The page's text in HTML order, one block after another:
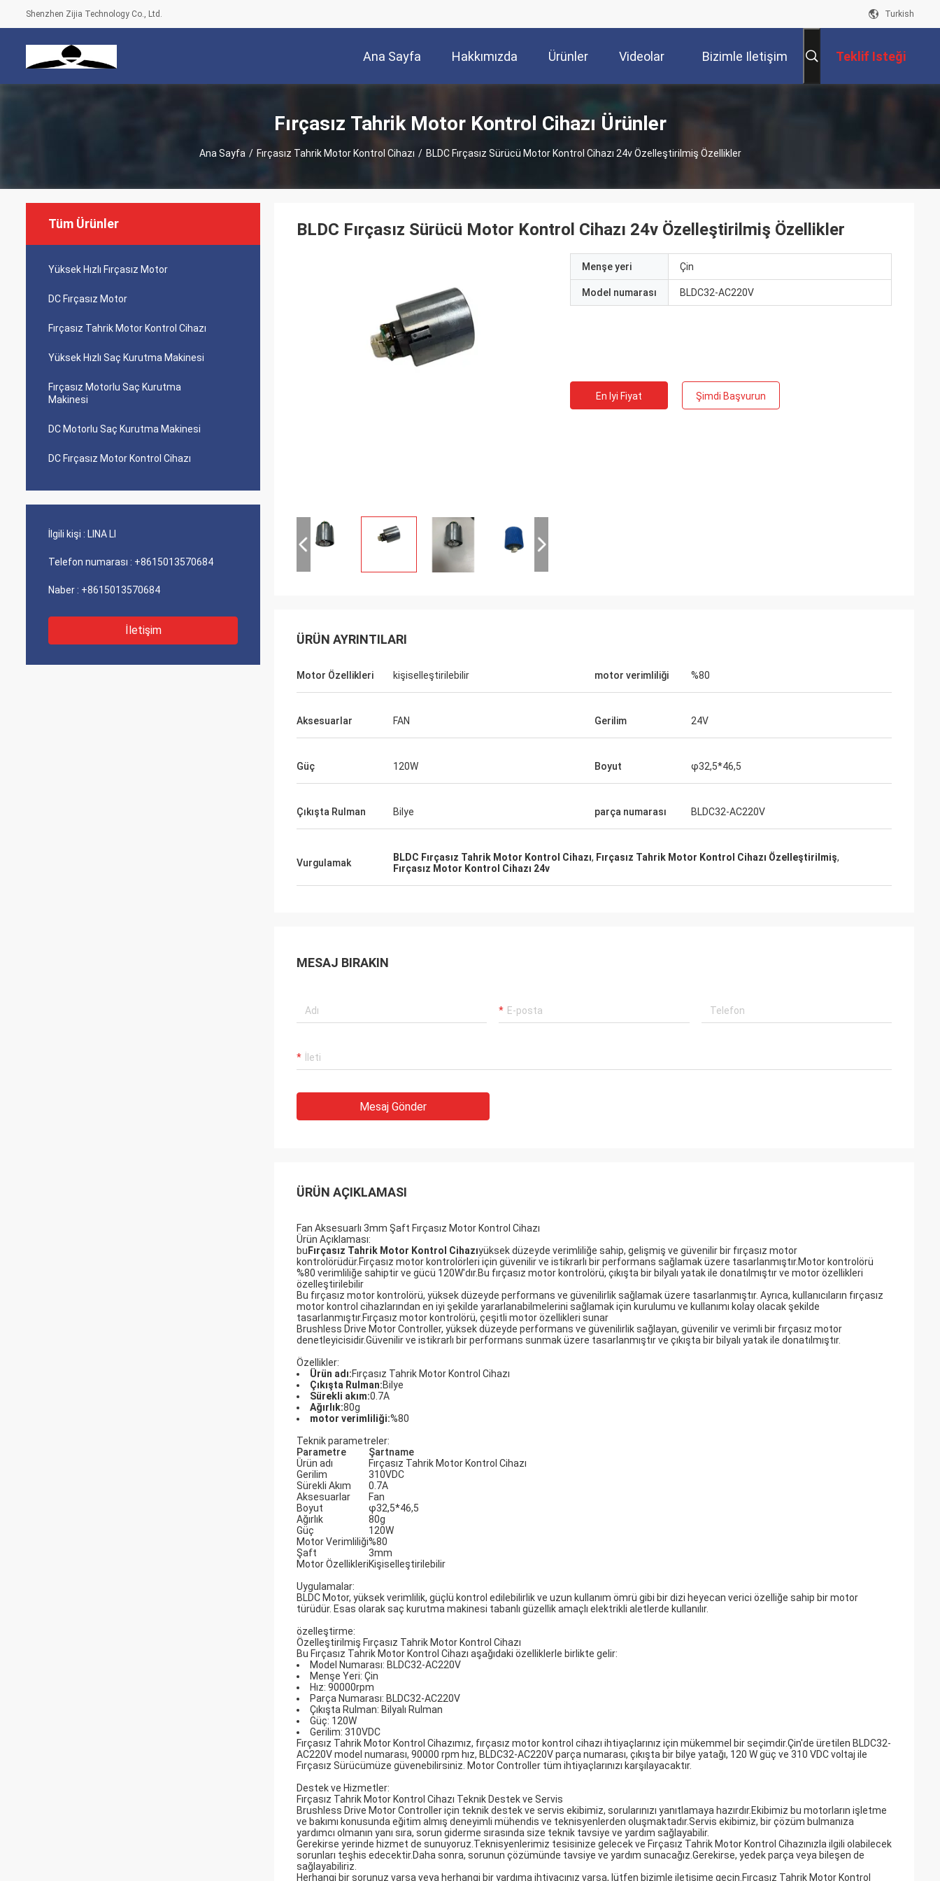
Shenzhen Zijia Technology Co., Ltd. Turkish
Ana Sayfa Hakkımızda Ürünler Videolar Bizimle Iletişim Teklif Isteği
Fırçasız Tahrik Motor Kontrol Cihazı Ürünler
Ana Sayfa / Fırçasız Tahrik Motor Kontrol Cihazı / BLDC Fırçasız Sürücü Motor Kontrol Cihazı 24v Özelleştirilmiş Özellikler
Tüm Ürünler
Yüksek Hızlı Fırçasız Motor
DC Fırçasız Motor
Fırçasız Tahrik Motor Kontrol Cihazı
Yüksek Hızlı Saç Kurutma Makinesi
Fırçasız Motorlu Saç Kurutma
Makinesi
DC Motorlu Saç Kurutma Makinesi
DC Fırçasız Motor Kontrol Cihazı
İlgili kişi : LINA LI
Telefon numarası : +8615013570684
Naber : +8615013570684
İletişim
BLDC Fırçasız Sürücü Motor Kontrol Cihazı 24v Özelleştirilmiş Özellikler
Menşe yeri Çin
Model numarası BLDC32-AC220V
En Iyi Fiyat Şimdi Başvurun
ÜRÜN AYRINTILARI
Motor Özellikleri kişiselleştirilebilir motor verimliliği %80
Aksesuarlar FAN Gerilim 24V
Güç 120W Boyut φ32,5*46,5
Çıkışta Rulman Bilye parça numarası BLDC32-AC220V
Vurgulamak BLDC Fırçasız Tahrik Motor Kontrol Cihazı, Fırçasız Tahrik Motor Kontrol Cihazı Özelleştirilmiş,
Fırçasız Motor Kontrol Cihazı 24v
MESAJ BIRAKIN
Mesaj Gönder
ÜRÜN AÇIKLAMASI
Fan Aksesuarlı 3mm Şaft Fırçasız Motor Kontrol Cihazı
Ürün Açıklaması:
bu Fırçasız Tahrik Motor Kontrol Cihazıyüksek düzeyde verimliliğe sahip, gelişmiş ve güvenilir bir fırçasız motor
kontrolörüdür.Fırçasız motor kontrolörleri için güvenilir ve istikrarlı bir performans sağlamak üzere tasarlanmıştır.Motor kontrolörü
%80 verimliliğe sahiptir ve gücü 120W'dır.Bu fırçasız motor kontrolörü, çıkışta bir bilyalı yatak ile donatılmıştır ve motor özellikleri
özelleştirilebilir
Bu fırçasız motor kontrolörü, yüksek düzeyde performans ve güvenilirlik sağlamak üzere tasarlanmıştır. Ayrıca, kullanıcıların fırçasız
motor kontrol cihazlarından en iyi şekilde yararlanabilmelerini sağlamak için kurulumu ve kullanımı kolay olacak şekilde
tasarlanmıştır.Fırçasız motor kontrolörü, çeşitli motor özellikleri sunar
Brushless Drive Motor Controller, yüksek düzeyde performans ve güvenilirlik sağlayan, güvenilir ve verimli bir fırçasız motor
denetleyicisidir.Güvenilir ve istikrarlı bir performans sunmak üzere tasarlanmıştır ve çıkışta bir bilyalı yatak ile donatılmıştır.
Özellikler:
Ürün adı:Fırçasız Tahrik Motor Kontrol Cihazı
Çıkışta Rulman:Bilye
Sürekli akım:0.7A
Ağırlık:80g
motor verimliliği:%80
Teknik parametreler:
Parametre
Şartname
Ürün adı
Fırçasız Tahrik Motor Kontrol Cihazı
Gerilim
310VDC
Sürekli Akım
0.7A
Aksesuarlar
Fan
Boyut
φ32,5*46,5
Ağırlık
80g
Güç
120W
Motor Verimliliği%80
Şaft
3mm
Motor ÖzellikleriKişiselleştirilebilir
Uygulamalar:
BLDC Motor, yüksek verimlilik, güçlü kontrol edilebilirlik ve uzun kullanım ömrü gibi bir dizi heyecan verici özelliğe sahip bir motor
türüdür. Esas olarak saç kurutma makinesi tabanlı güzellik amaçlı elektrikli aletlerde kullanılır.
özelleştirme:
Özelleştirilmiş Fırçasız Tahrik Motor Kontrol Cihazı
Bu Fırçasız Tahrik Motor Kontrol Cihazı aşağıdaki özelliklerle birlikte gelir:
Model Numarası: BLDC32-AC220V
Menşe Yeri: Çin
Hız: 90000rpm
Parça Numarası: BLDC32-AC220V
Çıkışta Rulman: Bilyalı Rulman
Güç: 120W
Gerilim: 310VDC
Fırçasız Tahrik Motor Kontrol Cihazımız, fırçasız motor kontrol cihazı ihtiyaçlarınız için mükemmel bir seçimdir.Çin'de üretilen BLDC32-
AC220V model numarası, 90000 rpm hız, BLDC32-AC220V parça numarası, çıkışta bir bilye yatağı, 120 W güç ve 310 VDC voltaj ile
Fırçasız Sürücümüze güvenebilirsiniz. Motor Controller tüm ihtiyaçlarınızı karşılayacaktır.
Destek ve Hizmetler:
Fırçasız Tahrik Motor Kontrol Cihazı Teknik Destek ve Servis
Brushless Drive Motor Controller için teknik destek ve servis ekibimiz, sorularınızı yanıtlamaya hazırdır.Ekibimiz bu motorların işletme
ve bakımı konusunda eğitim almış deneyimli mühendis ve teknisyenlerden oluşmaktadır.Servis ekibimiz, bir çözüm bulmanıza
yardımcı olmanın yanı sıra, sorun giderme sırasında size teknik tavsiye ve yardım sağlayabilir.
Gerekirse yerinde hizmet de sunuyoruz.Teknisyenlerimiz tesisinize gelecek ve Fırçasız Tahrik Motor Kontrol Cihazınızla ilgili olabilecek
sorunları teşhis edecektir.Daha sonra, sorunun çözümünde tavsiye ve yardım sunacağız.Gerekirse, yedek parça veya bileşen de
sağlayabiliriz.
Herhangi bir sorunuz varsa veya herhangi bir yardıma ihtiyacınız varsa, lütfen bizimle iletişime geçin.Fırçasız Tahrik Motor Kontrol